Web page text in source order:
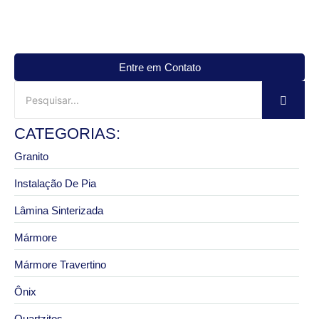
Entre em Contato
CATEGORIAS:
Granito
Instalação De Pia
Lâmina Sinterizada
Mármore
Mármore Travertino
Ônix